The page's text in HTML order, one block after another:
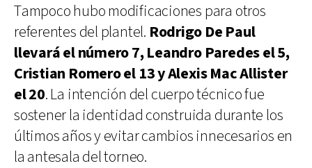
Tampoco hubo modificaciones para otros
referentes del plantel. Rodrigo De Paul
llevará el número 7, Leandro Paredes el 5,
Cristian Romero el 13 y Alexis Mac Allister
el 20. La intención del cuerpo técnico fue
sostener la identidad construida durante los
últimos años y evitar cambios innecesarios en
la antesala del torneo.